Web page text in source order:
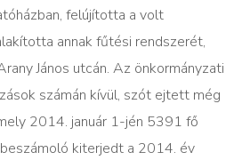
felújította a volt
annak fűtési rendszerét,
János utcán. Az önkormányzati
számán kívül, szót ejtett még
2014. január 1-jén 5391 fő
kiterjedt a 2014. év